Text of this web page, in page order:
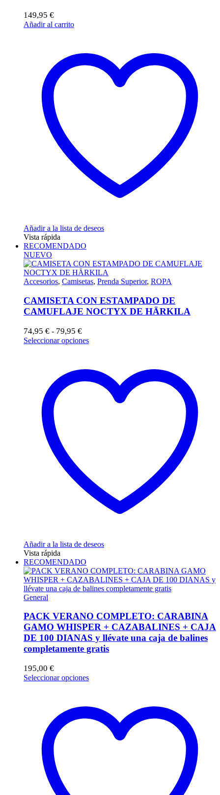
149,95 €
Añadir al carrito
Añadir a la lista de deseos
Vista rápida
RECOMENDADO
NUEVO
Accesorios, Camisetas, Prenda Superior, ROPA
CAMISETA CON ESTAMPADO DE
CAMUFLAJE NOCTYX DE HÄRKILA
74,95 € - 79,95 €
de
79,95 €
Seleccionar opcionesEste
variantes.
Las
opciones
Añadir a la lista de deseos
Vista rápida
RECOMENDADO
General
PACK VERANO COMPLETO: CARABINA
GAMO WHISPER + CAZABALINES + CAJA
DE 100 DIANAS y llévate una caja de balines
completamente gratis
195,00 €
Seleccionar opcionesEste
variantes.
Las
opciones